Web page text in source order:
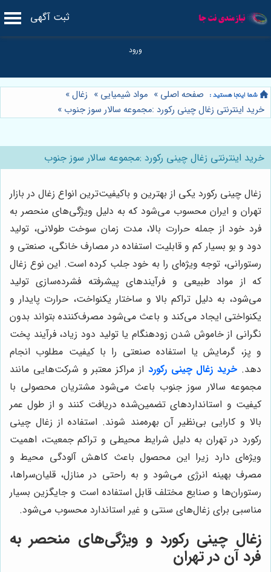
ثبت آگهی
صفحه اصلی » مواد شیمیایی » زغال»
خرید اینترنتی زغال چینی رکورد :مجموعه سالار سوز جنوب »
خرید اینترنتی زغال چینی رکورد :مجموعه سالار سوز جنوب
زغال چینی رکورد یکی از بهترین و باکیفیت‌ترین انواع زغال در بازار
تهران و ایران محسوب می‌شود که به دلیل ویژگی‌های منحصر به
فرد خود از جمله حرارت بالا، مدت زمان سوخت طولانی، تولید
دود و بو بسیار کم و قابلیت استفاده در مصارف خانگی، صنعتی و
رستورانی، توجه ویژه‌ای را به خود جلب کرده است. این نوع زغال
که از مواد طبیعی و فرآیندهای پیشرفته فشرده‌سازی تولید
می‌شود، به دلیل تراکم بالا و ساختار یکنواخت، حرارت پایدار و
یکنواختی ایجاد می‌کند و باعث می‌شود مصرف‌کننده بتواند بدون
نگرانی از خاموش شدن زودهنگام یا تولید دود زیاد، فرآیند پخت
و پز، گرمایش یا استفاده صنعتی را با کیفیت مطلوب انجام
دهد. خرید زغال چینی رکورد از مراکز معتبر و شرکت‌هایی مانند
مجموعه سالار سوز جنوب باعث می‌شود مشتریان محصولی با
کیفیت و استانداردهای تضمین‌شده دریافت کنند و از طول عمر
بالا و کارایی بی‌نظیر آن بهره‌مند شوند. استفاده از زغال چینی
رکورد در تهران به دلیل شرایط محیطی و تراکم جمعیت، اهمیت
ویژه‌ای دارد زیرا این محصول باعث کاهش آلودگی محیط و
مصرف بهینه انرژی می‌شود و به راحتی در منازل، قلیان‌سراها،
رستوران‌ها و صنایع مختلف قابل استفاده است و جایگزین بسیار
مناسبی برای زغال‌های سنتی و غیر استاندارد محسوب می‌شود.
زغال چینی رکورد و ویژگی‌های منحصر به
فرد آن در تهران